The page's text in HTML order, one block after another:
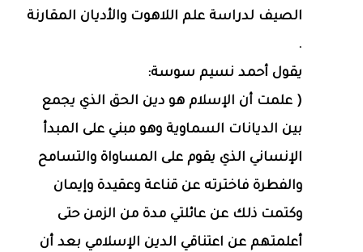
الصيف لدراسة علم اللاهوت والأديان المقارنة
.
يقول أحمد نسيم سوسة:
( علمت أن الإسلام هو دين الحق الذي يجمع
بين الديانات السماوية وهو مبني على المبدأ
الإنساني الذي يقوم على المساواة والتسامح
والفطرة فاخترته عن قناعة وعقيدة وإيمان
وكتمت ذلك عن عائلتي مدة من الزمن حتى
أعلمتهم عن اعتناقي الدين الإسلامي بعد أن